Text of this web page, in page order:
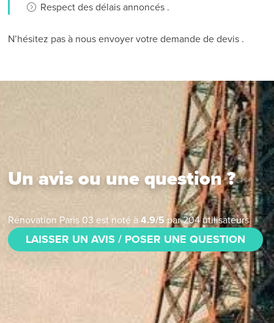
Respect des délais annoncés .
N’hésitez pas à nous envoyer votre demande de devis .
Un avis ou une question ?
Rénovation Paris 03 est noté à4.9/5 par204utilisateurs
LAISSER UN AVIS / POSER UNE QUESTION